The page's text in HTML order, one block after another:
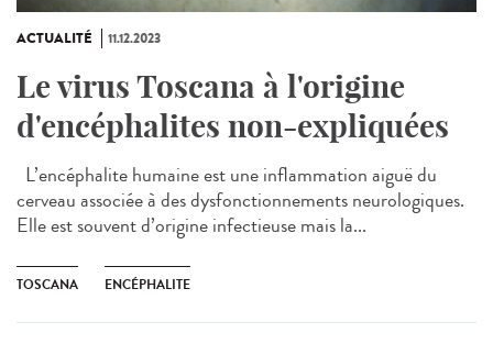
ACTUALITÉ 11.12.2023
Le virus Toscana à l'origine
d'encéphalites non-expliquées
L’encéphalite humaine est une inflammation aiguë du
cerveau associée à des dysfonctionnements neurologiques.
Elle est souvent d’origine infectieuse mais la...
TOSCANA ENCÉPHALITE